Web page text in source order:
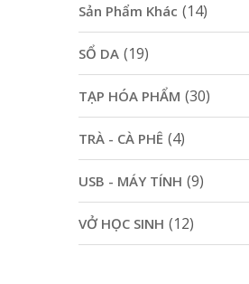
Sản Phẩm Khác (14)
SỔ DA (19)
TẠP HÓA PHẨM (30)
TRÀ - CÀ PHÊ (4)
USB - MÁY TÍNH (9)
VỞ HỌC SINH (12)